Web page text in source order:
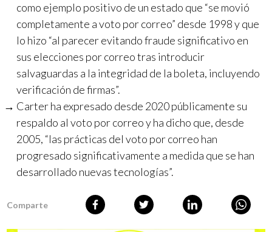
como ejemplo positivo de un estado que “se movió
completamente a voto por correo” desde 1998 y que
lo hizo “al parecer evitando fraude significativo en
sus elecciones por correo tras introducir
salvaguardas a la integridad de la boleta, incluyendo
verificación de firmas”.
Carter ha expresado desde 2020 públicamente su
respaldo al voto por correo y ha dicho que, desde
2005, “las prácticas del voto por correo han
progresado significativamente a medida que se han
desarrollado nuevas tecnologías”.
Comparte